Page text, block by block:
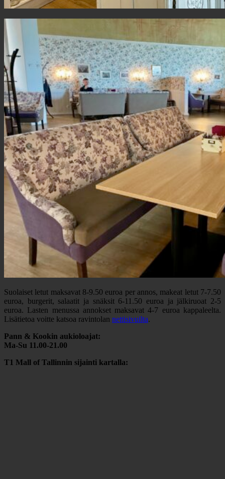
Suolaiset letut maksavat 8-9.50 euroa per annos, makeat letut 7-7.50
euroa, burgerit, salaatit ja snäksit 6-11.50 euroa ja jälkiruoat 2-5
euroa. Lasten menussa annokset maksavat 4-7 euroa kappaleelta.
Lisätietoa voitte katsoa ravintolan nettisivuilta.
Pann & Kookin aukioloajat:
Ma-Su 11.00-21.00
T1 Mall of Tallinnin sijainti kartalla: